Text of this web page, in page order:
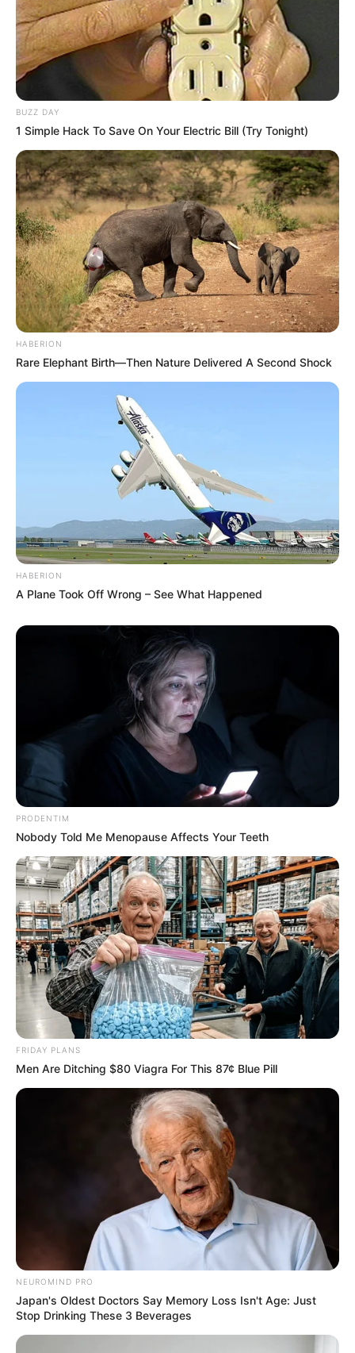
BUZZ DAY
1 Simple Hack To Save On Your Electric Bill (Try Tonight)
HABERION
Rare Elephant Birth—Then Nature Delivered A Second Shock
HABERION
A Plane Took Off Wrong – See What Happened
PRODENTIM
Nobody Told Me Menopause Affects Your Teeth
FRIDAY PLANS
Men Are Ditching $80 Viagra For This 87¢ Blue Pill
NEUROMIND PRO
Japan's Oldest Doctors Say Memory Loss Isn't Age: Just
Stop Drinking These 3 Beverages